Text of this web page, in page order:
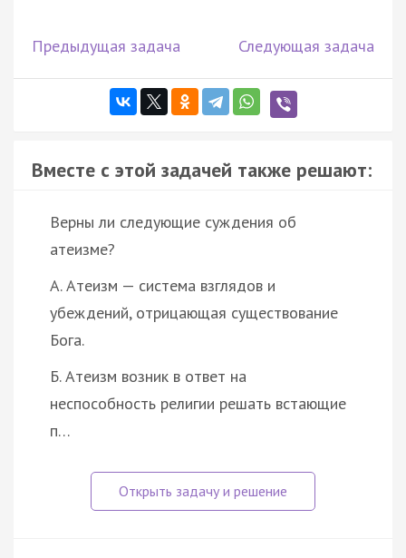
Предыдущая задача Следующая задача
Вместе с этой задачей также решают:
Верны ли следующие суждения об
атеизме?
А. Атеизм — система взглядов и
убеждений, отрицающая существование
Бога.
Б. Атеизм возник в ответ на
неспособность религии решать встающие
п…